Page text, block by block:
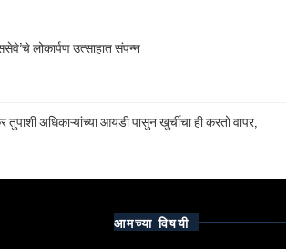
लोकार्पण उत्साहात संपन्न
अधिकाऱ्यांच्या आयडी पासुन खुर्चीचा ही करतो वापर,
आमच्या विषयी